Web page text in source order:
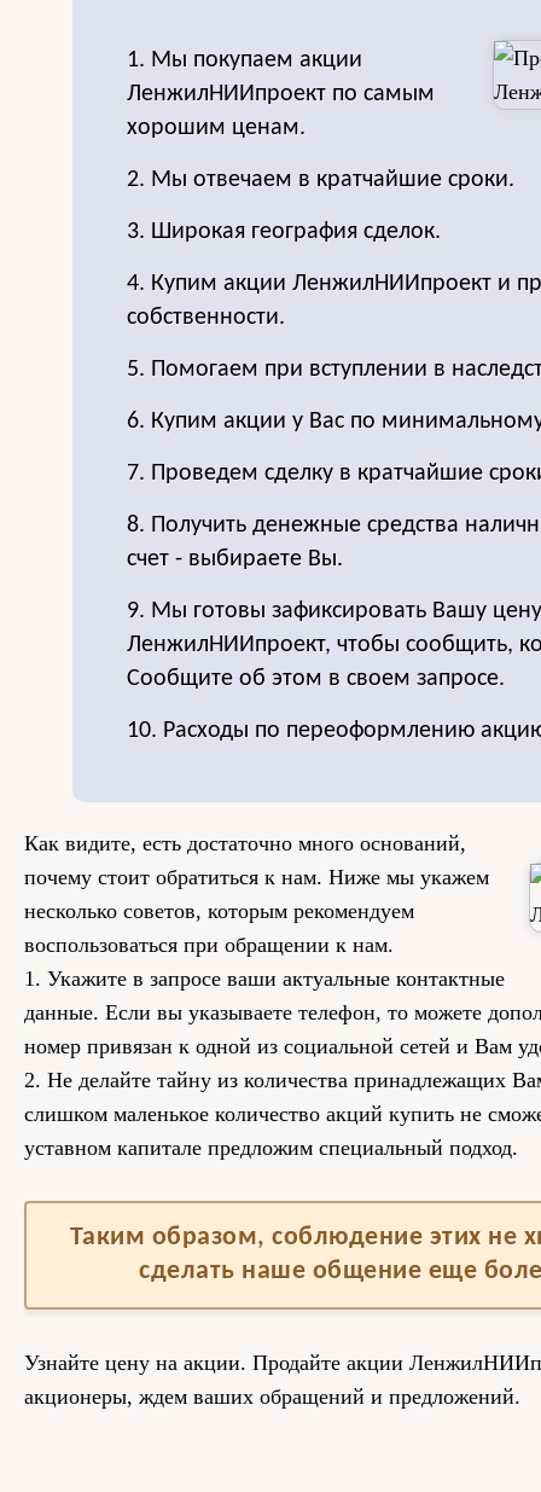
1. Мы покупаем акции
ЛенжилНИИпроект по самым
хорошим ценам.
2. Мы отвечаем в кратчайшие сроки.
3. Широкая география сделок.
4. Купим акции ЛенжилНИИпроект и
собственности.
5. Помогаем при вступлении в
6. Купим акции у Вас по
7. Проведем сделку в кратчайшие
8. Получить денежные средства
счет - выбираете Вы.
9. Мы готовы зафиксировать Вашу
ЛенжилНИИпроект, чтобы сообщить,
Сообщите об этом в своем запросе.
10. Расходы по переоформлению
Как видите, есть достаточно много оснований,
почему стоит обратиться к нам. Ниже мы укажем
несколько советов, которым рекомендуем
воспользоваться при обращении к нам.
1. Укажите в запросе ваши актуальные контактные
данные. Если вы указываете телефон, то можете
номер привязан к одной из социальной сетей и Вам
2. Не делайте тайну из количества принадлежащих
слишком маленькое количество акций купить не
уставном капитале предложим специальный подход.
Таким образом, соблюдение этих не
сделать наше общение еще
Узнайте цену на акции. Продайте акции
акционеры, ждем ваших обращений и предложений.